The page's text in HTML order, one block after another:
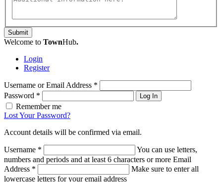
Submit
Welcome to TownHub.
Login
Register
Username or Email Address *
Password * Log In
Remember me
Lost Your Password?
Account details will be confirmed via email.
Username *
You can use letters,
numbers and periods and at least 6 characters or more Email
Address *
Make sure to enter all
lowercase letters for your email address